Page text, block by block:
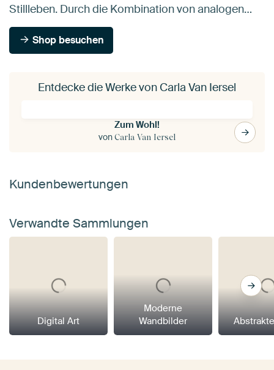
Stillleben. Durch die Kombination von analogen…
Shop besuchen
Entdecke die Werke von Carla Van Iersel
Zum Wohl!
vonCarla Van Iersel
Kundenbewertungen
Verwandte Sammlungen
Digital Art
Moderne
Wandbilder